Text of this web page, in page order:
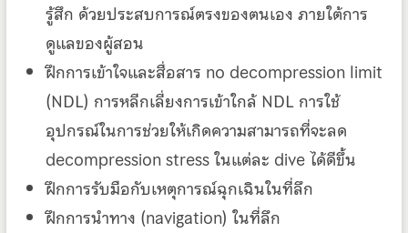
รู้สึก ด้วยประสบการณ์ตรงของตนเอง ภายใต้การ
ดูแลของผู้สอน
ฝึกการเข้าใจและสื่อสาร no decompression limit
(NDL) การหลีกเลี่ยงการเข้าใกล้ NDL การใช้
อุปกรณ์ในการช่วยให้เกิดความสามารถที่จะลด
decompression stress ในแต่ละ dive ได้ดีขึ้น
ฝึกการรับมือกับเหตุการณ์ฉุกเฉินในที่ลึก
ฝึกการนำทาง (navigation) ในที่ลึก